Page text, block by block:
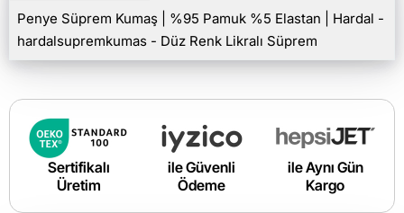
Penye Süprem Kumaş | %95 Pamuk %5 Elastan | Hardal -
hardalsupremkumas - Düz Renk Likralı Süprem
Sertifikalı
Üretim
ile Güvenli
Ödeme
ile Aynı Gün
Kargo